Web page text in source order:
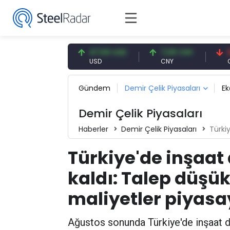
47,59 USD 7,09 CNY
CNY
0,13 CNY
CNY/
Gündem Demir Çelik Piyasaları
Demir Çelik Piyasaları
Haberler Demir Çelik Piyasaları
Türkiye'de
kaldı: Talep
maliyetler
Ağustos sonunda Türkiye'de inşaat